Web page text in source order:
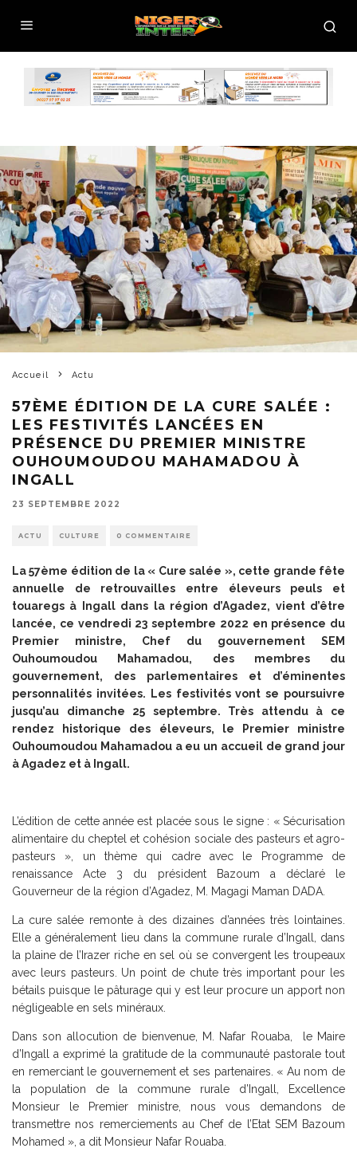
Accueil Actu
57ÈME ÉDITION DE LA CURE SALÉE :
LES FESTIVITÉS LANCÉES EN
PRÉSENCE DU PREMIER MINISTRE
OUHOUMOUDOU MAHAMADOU À
INGALL
23 SEPTEMBRE 2022
ACTU CULTURE 0 COMMENTAIRE
La 57ème édition de la « Cure salée », cette grande fête
annuelle de retrouvailles entre éleveurs peuls et
touaregs à Ingall dans la région d’Agadez, vient d’être
lancée, ce vendredi 23 septembre 2022 en présence du
Premier ministre, Chef du gouvernement SEM
Ouhoumoudou Mahamadou, des membres du
gouvernement, des parlementaires et d’éminentes
personnalités invitées. Les festivités vont se poursuivre
jusqu’au dimanche 25 septembre. Très attendu à ce
rendez historique des éleveurs, le Premier ministre
Ouhoumoudou Mahamadou a eu un accueil de grand jour
à Agadez et à Ingall.
L’édition de cette année est placée sous le signe : « Sécurisation
alimentaire du cheptel et cohésion sociale des pasteurs et agro-
pasteurs », un thème qui cadre avec le Programme de
renaissance Acte 3 du président Bazoum a déclaré le
Gouverneur de la région d’Agadez, M. Magagi Maman DADA.
La cure salée remonte à des dizaines d’années très lointaines.
Elle a généralement lieu dans la commune rurale d’Ingall, dans
la plaine de l’Irazer riche en sel où se convergent les troupeaux
avec leurs pasteurs. Un point de chute très important pour les
bétails puisque le pâturage qui y est leur procure un apport non
négligeable en sels minéraux.
Dans son allocution de bienvenue, M. Nafar Rouaba, le Maire
d’Ingall a exprimé la gratitude de la communauté pastorale tout
en remerciant le gouvernement et ses partenaires. « Au nom de
la population de la commune rurale d’Ingall, Excellence
Monsieur le Premier ministre, nous vous demandons de
transmettre nos remerciements au Chef de l’Etat SEM Bazoum
Mohamed », a dit Monsieur Nafar Rouaba.